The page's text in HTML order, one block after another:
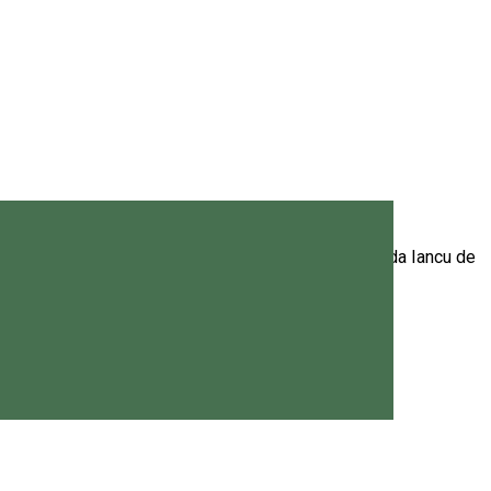
shopping mall-ul Nest din Miercurea Ciuc (strada Iancu de